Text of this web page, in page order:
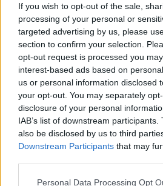
If you wish to opt-out of the sale,
processing of your personal or
targeted advertising by us, please
section to confirm your selection.
opt-out request is processed you
interest-based ads based on
us or personal information disclosed
your opt-out. You may separately
disclosure of your personal
IAB’s list of downstream
also be disclosed by us to third
Downstream Participants that may
Please note that this website/app
Personal Data Processing Opt
Ο ίδιος αποκάλυψε πως
του στον ημιτελικό
μικρό τραυματισμό στην
- όπως είπε - του
στη σκηνή. «Ούρλιαζα,
κατσίκι», ανέφερε
η ομάδα του αντέδρασε
αισθάνεται πολύ
έτοιμος για τον μεγάλο